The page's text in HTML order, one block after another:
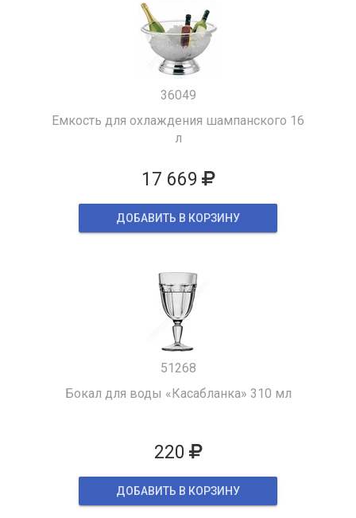
36049
Емкость для охлаждения шампанского 16
л
17 669
ДОБАВИТЬ В КОРЗИНУ
51268
Бокал для воды «Касабланка» 310 мл
220
ДОБАВИТЬ В КОРЗИНУ